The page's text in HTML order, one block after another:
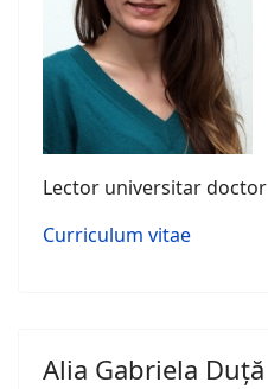
Lector universitar doctor
Curriculum vitae
Alia Gabriela Duță